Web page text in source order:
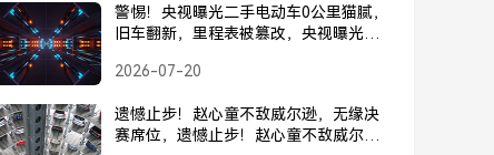
警惕！央视曝光二手电动车0公里猫腻，
旧车翻新，里程表被篡改，央视曝光二
新
2026-07-20
遗憾止步！赵心童不敌威尔逊，无缘决
赛席位，遗憾止步！赵心童不敌威尔